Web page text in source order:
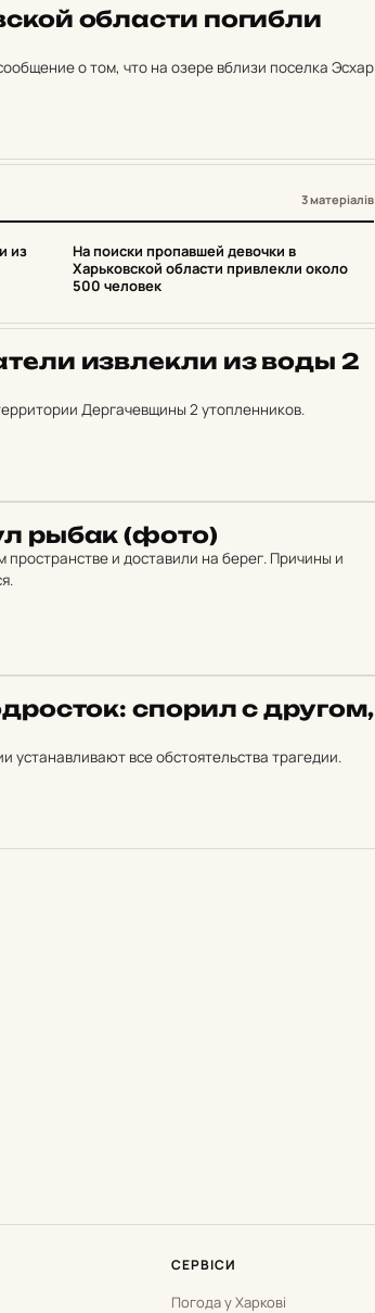
об­лас­ти по­гиб­ли
о том, что на озере вблизи поселка Эсхар
3 матеріалів
из
3
На поиски пропавшей девочки в
Харьковской области привлекли около
500 человек
из­влек­ли из воды 2
Дергачевщины 2 утопленников.
рыбак (фото)
и доставили на берег. Причины и
спорил с другом,
устанавливают все обстоятельства трагедии.
СЕРВІСИ
Погода у Харкові